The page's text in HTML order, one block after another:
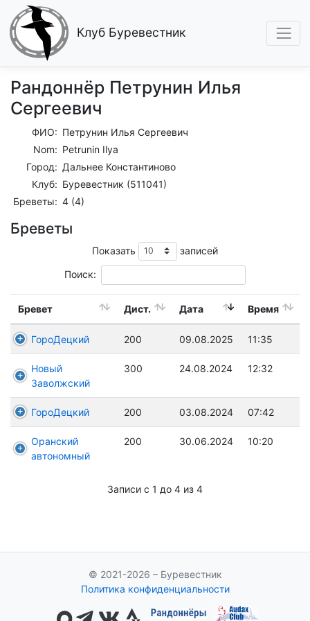
Клуб Буревестник
Рандоннёр Петрунин Илья
Сергеевич
ФИО: Петрунин Илья Сергеевич
Nom: Petrunin Ilya
Город: Дальнее Константиново
Клуб: Буревестник (511041)
Бреветы: 4 (4)
Бреветы
Показать записей
Поиск:
Бревет Дист. Дата Время
ГороДецкий 200 09.08.2025 11:35
Новый
Заволжский
300 24.08.2024 12:32
ГороДецкий 200 03.08.2024 07:42
Оранский
автономный
200 30.06.2024 10:20
Записи с 1 до 4 из 4
© 2021-2026 – Буревестник
Политика конфиденциальности